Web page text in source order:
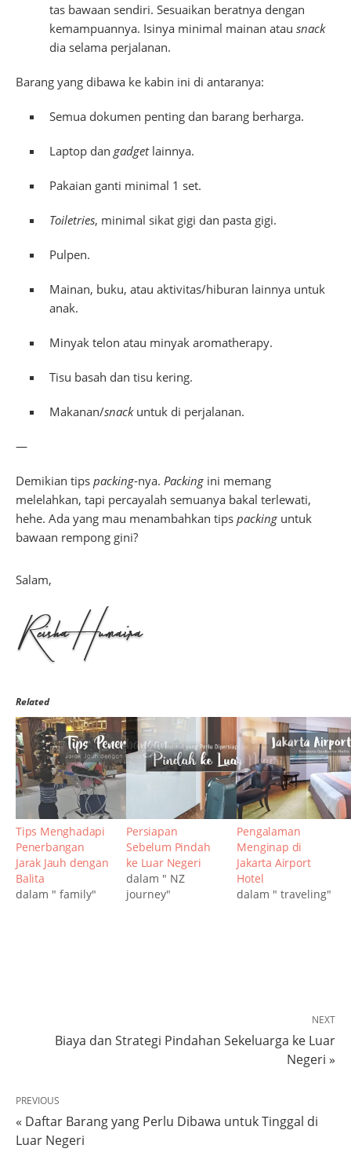
tas bawaan sendiri. Sesuaikan beratnya dengan
kemampuannya. Isinya minimal mainan atau snack
dia selama perjalanan.
Barang yang dibawa ke kabin ini di antaranya:
Semua dokumen penting dan barang berharga.
Laptop dan gadgetlainnya.
Pakaian ganti minimal 1 set.
Toiletries, minimal sikat gigi dan pasta gigi.
Pulpen.
Mainan, buku, atau aktivitas/hiburan lainnya untuk
anak.
Minyak telon atau minyak aromatherapy.
Tisu basah dan tisu kering.
Makanan/snackuntuk di perjalanan.
—
Demikian tips packing-nya. Packing ini memang
melelahkan, tapi percayalah semuanya bakal terlewati,
hehe. Ada yang mau menambahkan tips packing untuk
bawaan rempong gini?
Salam,
Related
Tips Menghadapi
Penerbangan
Jarak Jauh dengan
Balita
dalam " family"
Persiapan
Sebelum Pindah
ke Luar Negeri
dalam " NZ
journey"
Pengalaman
Menginap di
Jakarta Airport
Hotel
dalam " traveling"
NEXT
Biaya dan Strategi Pindahan Sekeluarga ke Luar
Negeri »
PREVIOUS
« Daftar Barang yang Perlu Dibawa untuk Tinggal di
Luar Negeri